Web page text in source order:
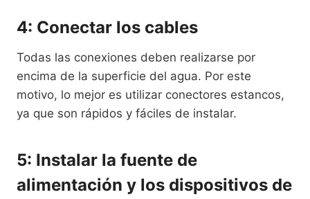
4: Conectar los cables
Todas las conexiones deben realizarse por
encima de la superficie del agua. Por este
motivo, lo mejor es utilizar conectores estancos,
ya que son rápidos y fáciles de instalar.
5: Instalar la fuente de
alimentación y los dispositivos de